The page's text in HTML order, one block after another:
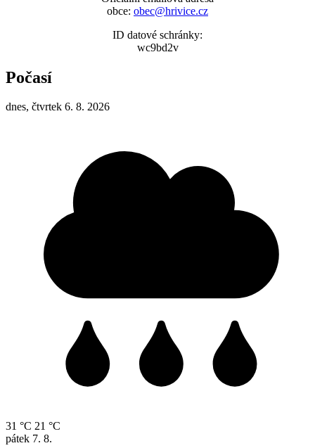
obce: obec@hrivice.cz
ID datové schránky:
wc9bd2v
Počasí
dnes, čtvrtek 6. 8. 2026
31 °C 21 °C
pátek 7. 8.